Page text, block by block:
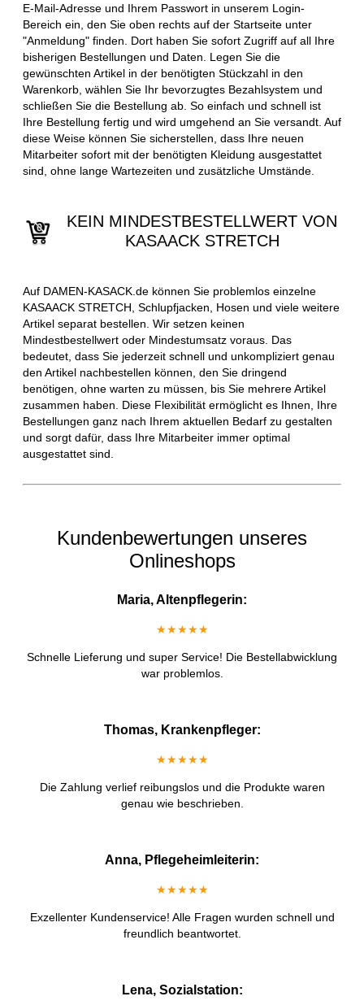
E-Mail-Adresse und Ihrem Passwort in unserem Login-
Bereich ein, den Sie oben rechts auf der Startseite unter
"Anmeldung" finden. Dort haben Sie sofort Zugriff auf all Ihre
bisherigen Bestellungen und Daten. Legen Sie die
gewünschten Artikel in der benötigten Stückzahl in den
Warenkorb, wählen Sie Ihr bevorzugtes Bezahlsystem und
schließen Sie die Bestellung ab. So einfach und schnell ist
Ihre Bestellung fertig und wird umgehend an Sie versandt. Auf
diese Weise können Sie sicherstellen, dass Ihre neuen
Mitarbeiter sofort mit der benötigten Kleidung ausgestattet
sind, ohne lange Wartezeiten und zusätzliche Umstände.
KEIN MINDESTBESTELLWERT VON
KASAACK STRETCH
Auf DAMEN-KASACK.de können Sie problemlos einzelne
KASAACK STRETCH, Schlupfjacken, Hosen und viele weitere
Artikel separat bestellen. Wir setzen keinen
Mindestbestellwert oder Mindestumsatz voraus. Das
bedeutet, dass Sie jederzeit schnell und unkompliziert genau
den Artikel nachbestellen können, den Sie dringend
benötigen, ohne warten zu müssen, bis Sie mehrere Artikel
zusammen haben. Diese Flexibilität ermöglicht es Ihnen, Ihre
Bestellungen ganz nach Ihrem aktuellen Bedarf zu gestalten
und sorgt dafür, dass Ihre Mitarbeiter immer optimal
ausgestattet sind.
Kundenbewertungen unseres
Onlineshops
Maria, Altenpflegerin:
★★★★★
Schnelle Lieferung und super Service! Die Bestellabwicklung
war problemlos.
Thomas, Krankenpfleger:
★★★★★
Die Zahlung verlief reibungslos und die Produkte waren
genau wie beschrieben.
Anna, Pflegeheimleiterin:
★★★★★
Exzellenter Kundenservice! Alle Fragen wurden schnell und
freundlich beantwortet.
Lena, Sozialstation: